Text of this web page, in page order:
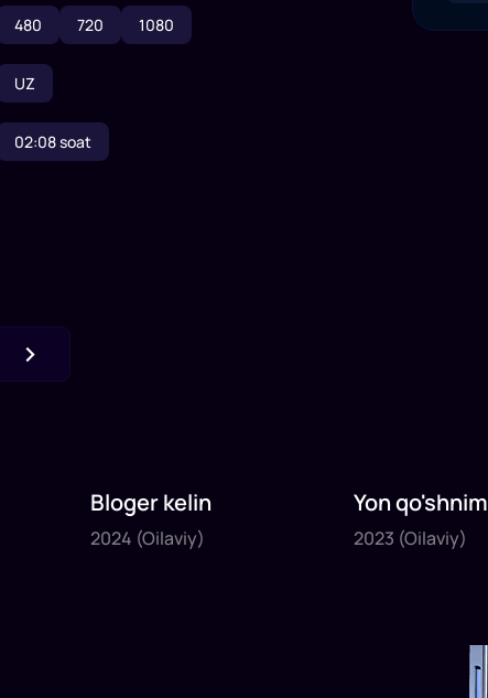
480 720 1080
UZ
02:08soat
2024
1x35daq.
Bloger kelin
2024 (Oilaviy)
2023
1x40daq.
Yon qo'shnim
2023 (Oilaviy)